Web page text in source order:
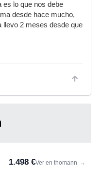
es lo que nos debe
desde hace mucho,
llevo 2 meses desde que
1.498 €Ver en thomann →